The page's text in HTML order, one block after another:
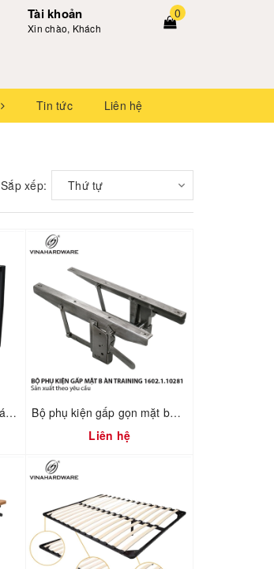
Tài khoản
Xin chào, Khách
0
Tin tức Liên hệ
Sắp xếp: Thứ tự
Khung bàn ăn chân côn tháo ráp nhanh 2300.1.73736
Bộ phụ kiện gấp gọn mặt bàn training 1602.1.10281
Liên hệ